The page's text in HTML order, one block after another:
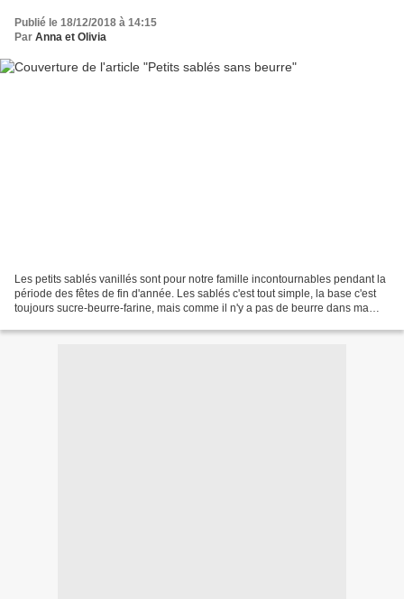
Publié le 18/12/2018 à 14:15
Par Anna et Olivia
Les petits sablés vanillés sont pour notre famille incontournables pendant la
période des fêtes de fin d'année. Les sablés c'est tout simple, la base c'est
toujours sucre-beurre-farine, mais comme il n'y a pas de beurre dans ma